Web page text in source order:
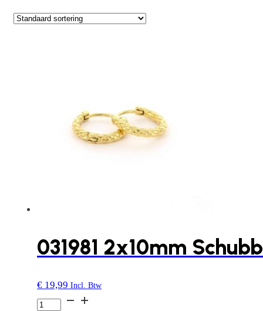
031981 2x10mm
€ 19,99 Incl. Btw
031981